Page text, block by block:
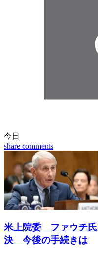
今日
share comments
米上院委 ファウチ氏
決 今後の手続きは